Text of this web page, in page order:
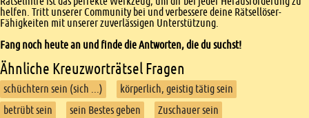
helfen. Tritt unserer Community bei und verbessere deine Rätsellöser-
Fähigkeiten mit unserer zuverlässigen Unterstützung.
Fang noch heute an und finde die Antworten, die du suchst!
Ähnliche Kreuzworträtsel Fragen
schüchtern sein (sich ...)
körperlich, geistig tätig sein
betrübt sein
sein Bestes geben
Zuschauer sein